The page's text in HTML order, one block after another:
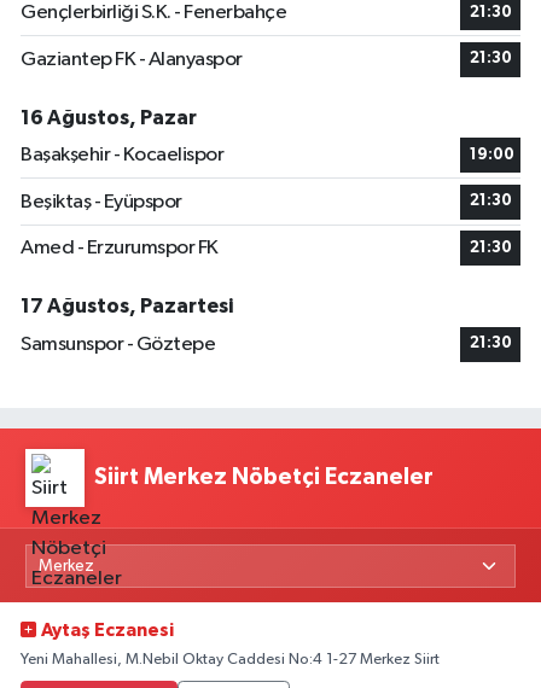
Gençlerbirliği S.K. - Fenerbahçe 21:30
Gaziantep FK - Alanyaspor 21:30
16 Ağustos, Pazar
Başakşehir - Kocaelispor
19:00
Beşiktaş - Eyüpspor 21:30
Amed - Erzurumspor FK 21:30
17 Ağustos, Pazartesi
Samsunspor - Göztepe
21:30
Siirt Merkez Nöbetçi Eczaneler
Aytaş Eczanesi
Yeni Mahallesi, M.Nebil Oktay Caddesi No:4 1-27 Merkez Siirt